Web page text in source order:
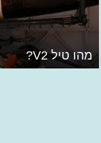
מהו טיל V2?